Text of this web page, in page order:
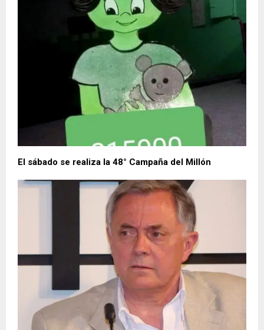
El sábado se realiza la 48° Campaña del Millón